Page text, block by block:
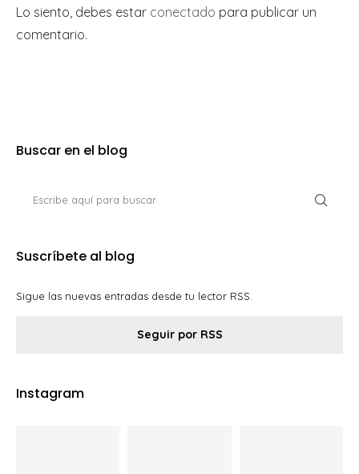
Lo siento, debes estar conectado para publicar un
comentario.
Buscar en el blog
Suscríbete al blog
Sigue las nuevas entradas desde tu lector RSS.
Seguir por RSS
Instagram